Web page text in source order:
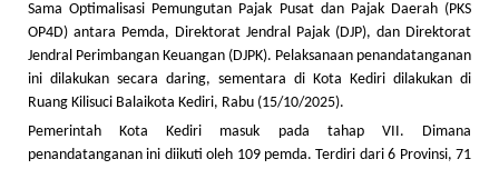
Sama Optimalisasi Pemungutan Pajak Pusat dan Pajak Daerah (PKS
OP4D) antara Pemda, Direktorat Jendral Pajak (DJP), dan Direktorat
Jendral Perimbangan Keuangan (DJPK). Pelaksanaan penandatanganan
ini dilakukan secara daring, sementara di Kota Kediri dilakukan di
Ruang Kilisuci Balaikota Kediri, Rabu (15/10/2025).
Pemerintah Kota Kediri masuk pada tahap VII. Dimana
penandatanganan ini diikuti oleh 109 pemda. Terdiri dari 6 Provinsi, 71